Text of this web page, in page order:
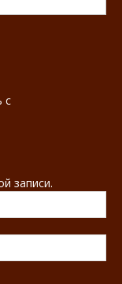
с
записи.